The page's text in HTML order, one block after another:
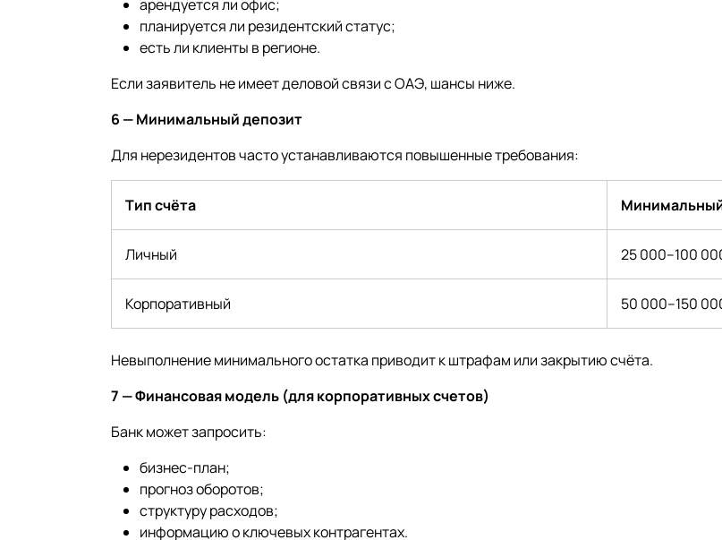
арендуется ли офис;
планируется ли резидентский статус;
есть ли клиенты в регионе.
Если заявитель не имеет деловой связи с ОАЭ, шансы ниже.
6 — Минимальный депозит
Для нерезидентов часто устанавливаются повышенные требования:
Тип счёта
Личный 25 000–100
Корпоративный 50 000–150
Невыполнение минимального остатка приводит к штрафам или закрытию счёта.
7 — Финансовая модель (для корпоративных счетов)
Банк может запросить:
бизнес-план;
прогноз оборотов;
структуру расходов;
информацию о ключевых контрагентах.